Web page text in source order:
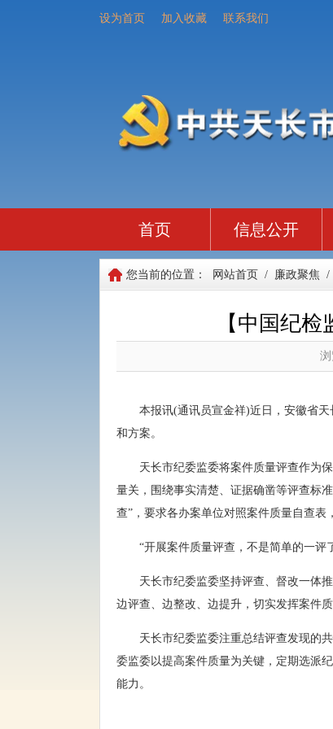
设为首页 加入收藏 联系我们
首页 信息公开
您当前的位置： 网站首页 / 廉政聚焦 /
【中国纪
浏
本报讯(通讯员宣金祥)近日，安徽省
和方案。
天长市纪委监委将案件质量评查作为
量关，围绕事实清楚、证据确凿等评查标
查”，要求各办案单位对照案件质量自查表
“开展案件质量评查，不是简单的一评
天长市纪委监委坚持评查、督改一体
边评查、边整改、边提升，切实发挥案件
天长市纪委监委注重总结评查发现的
委监委以提高案件质量为关键，定期选派
能力。